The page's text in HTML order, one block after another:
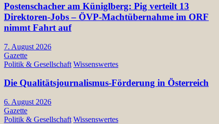
Postenschacher am Küniglberg: Pig verteilt 13
Direktoren-Jobs – ÖVP-Machtübernahme im ORF
nimmt Fahrt auf
7. August 2026
Gazette
Politik & Gesellschaft Wissenswertes
Die Qualitätsjournalismus-Förderung in Österreich
6. August 2026
Gazette
Politik & Gesellschaft Wissenswertes